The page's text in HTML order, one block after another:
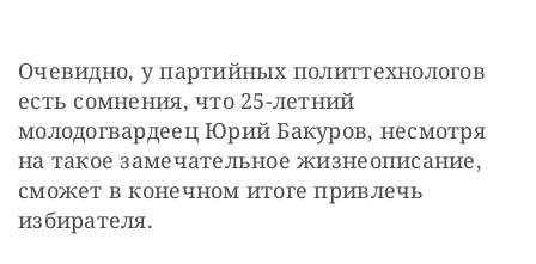
Очевидно, у партийных политтехнологов
есть сомнения, что 25-летний
молодогвардеец Юрий Бакуров, несмотря
на такое замечательное жизнеописание,
сможет в конечном итоге привлечь
избирателя.